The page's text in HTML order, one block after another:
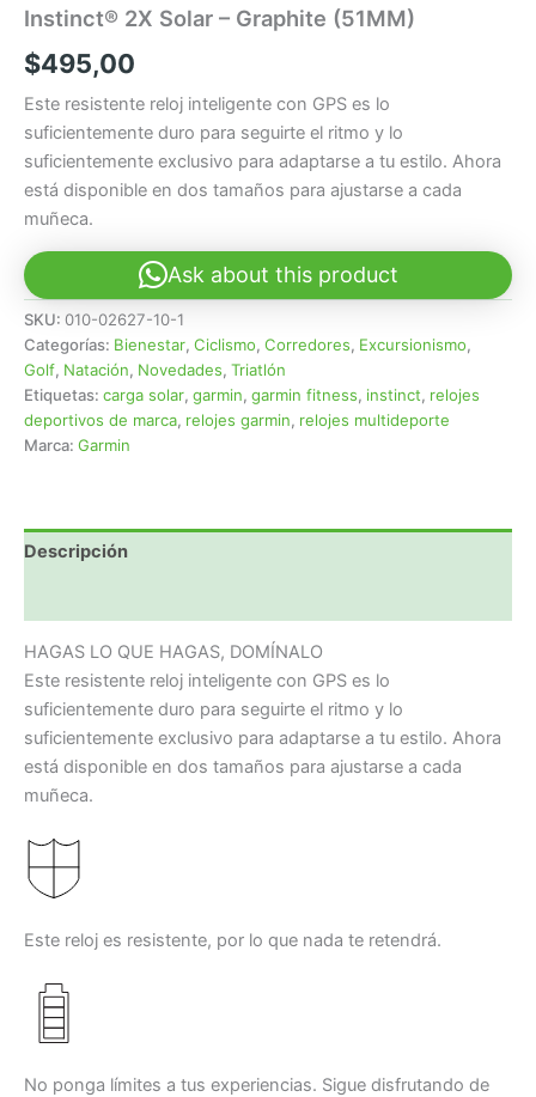
Instinct® 2X Solar – Graphite (51MM)
$495,00
Este resistente reloj inteligente con GPS es lo
suficientemente duro para seguirte el ritmo y lo
suficientemente exclusivo para adaptarse a tu estilo. Ahora
está disponible en dos tamaños para ajustarse a cada
muñeca.
Ask about this product
SKU: 010-02627-10-1
Categorías: Bienestar, Ciclismo, Corredores, Excursionismo,
Golf, Natación, Novedades, Triatlón
Etiquetas: carga solar, garmin, garmin fitness, instinct, relojes
deportivos de marca, relojes garmin, relojes multideporte
Marca: Garmin
Descripción
HAGAS LO QUE HAGAS, DOMÍNALO
Este resistente reloj inteligente con GPS es lo
suficientemente duro para seguirte el ritmo y lo
suficientemente exclusivo para adaptarse a tu estilo. Ahora
está disponible en dos tamaños para ajustarse a cada
muñeca.
Este reloj es resistente, por lo que nada te retendrá.
No ponga límites a tus experiencias. Sigue disfrutando de